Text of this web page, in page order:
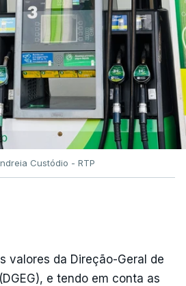
Custódio - RTP
valores da Direção-Geral de
e tendo em conta as